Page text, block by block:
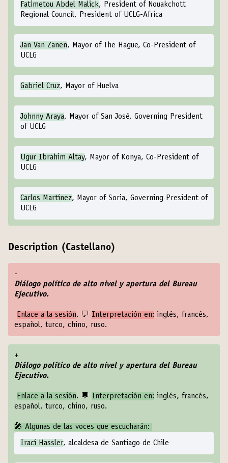
Fatimetou Abdel Malick, President of Nouakchott
Regional Council, President of UCLG-Africa
Jan Van Zanen, Mayor of The Hague, Co-President of
UCLG
Gabriel Cruz, Mayor of Huelva
Johnny Araya, Mayor of San José, Governing President
of UCLG
Ugur Ibrahim Altay, Mayor of Konya, Co-President of
UCLG
Carlos Martínez, Mayor of Soria, Governing President of
UCLG
Description (Castellano)
-
Diálogo político de alto nivel y apertura del Bureau
Ejecutivo.
Enlace a la sesión. 💬 Interpretación en: inglés, francés,
español, turco, chino, ruso.
+
Diálogo político de alto nivel y apertura del Bureau
Ejecutivo.
Enlace a la sesión. 💬 Interpretación en: inglés, francés,
español, turco, chino, ruso.
🎤 Algunas de las voces que escucharán:
Irací Hassler, alcaldesa de Santiago de Chile